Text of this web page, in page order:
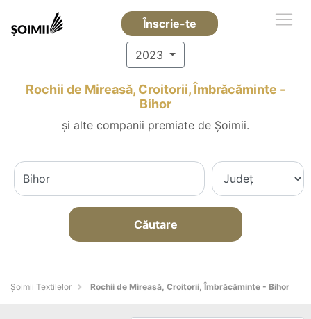
Înscrie-te
2023
Rochii de Mireasă, Croitorii, Îmbrăcăminte -
Bihor
și alte companii premiate de Șoimii.
Căutare
Șoimii Textilelor Rochii de Mireasă, Croitorii, Îmbrăcăminte - Bihor